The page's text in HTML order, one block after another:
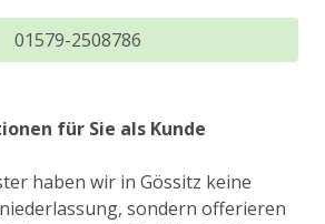
01579-2508786
für Sie als Kunde
haben wir in Gössitz keine
sondern offerieren